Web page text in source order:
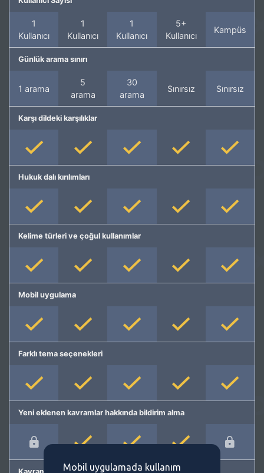
1
Kullanıcı
1
Kullanıcı
1
Kullanıcı
5+
Kullanıcı
Kampüs
Günlük arama sınırı
1 arama
5
arama
30
arama
Sınırsız Sınırsız
Karşı dildeki karşılıklar
Hukuk dalı kırılımları
Kelime türleri ve çoğul kullanımlar
Mobil uygulama
Farklı tema seçenekleri
Yeni eklenen kavramlar hakkında bildirim alma
Mobil uygulamada kullanım